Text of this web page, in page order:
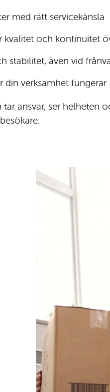
med rätt servicekänsla
kvalitet och kontinuitet
stabilitet, även vid
din verksamhet fungerar
ansvar, ser helheten